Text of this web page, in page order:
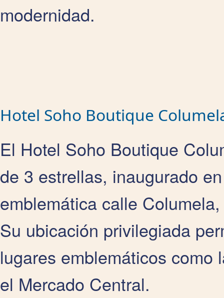
modernidad.
Hotel Soho Boutique
El Hotel Soho Boutique
de 3 estrellas, inaugurado
emblemática calle
Su ubicación privilegiada
lugares emblemáticos
el Mercado Central.